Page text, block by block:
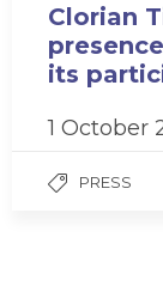
Clorian
its
1 October
PRESS